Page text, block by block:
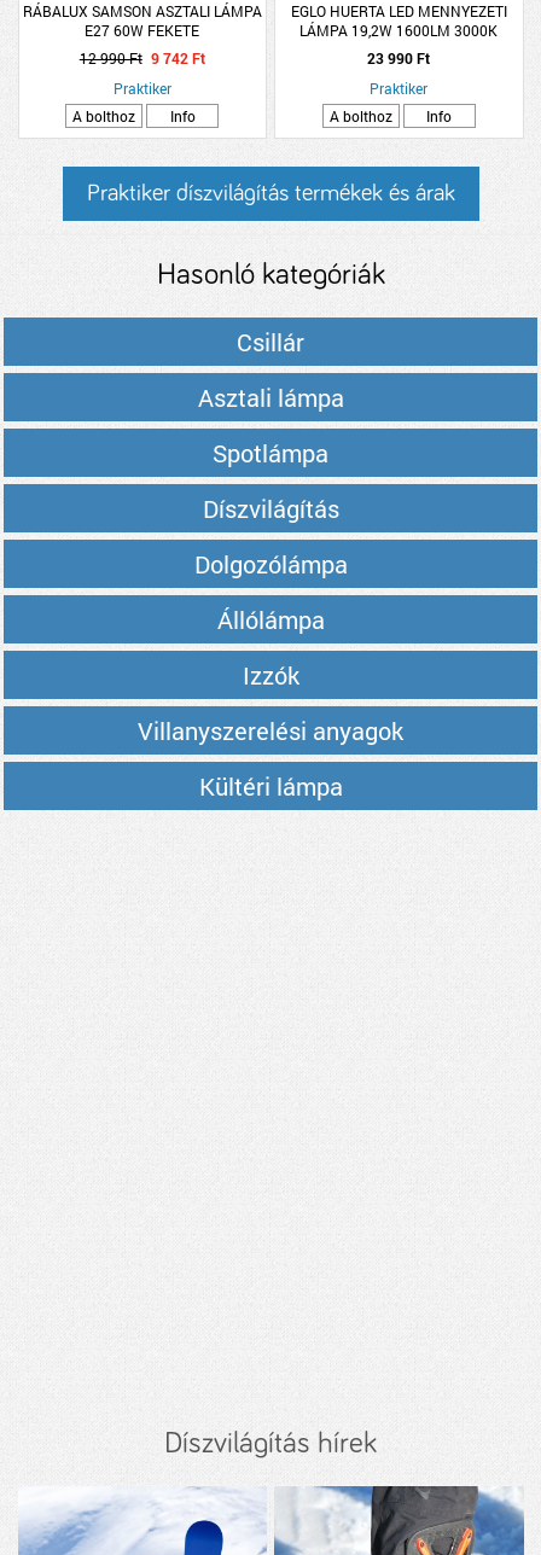
RÁBALUX SAMSON ASZTALI LÁMPA
E27 60W FEKETE
12 990 Ft 9 742 Ft
Praktiker
A bolthoz
Info
EGLO HUERTA LED MENNYEZETI
LÁMPA 19,2W 1600LM 3000K
23 990 Ft
Praktiker
A bolthoz
Info
Praktiker díszvilágítás termékek és árak
Hasonló kategóriák
Csillár
Asztali lámpa
Spotlámpa
Díszvilágítás
Dolgozólámpa
Állólámpa
Izzók
Villanyszerelési anyagok
Kültéri lámpa
Díszvilágítás hírek